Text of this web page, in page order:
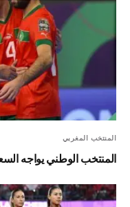
المنتخب المغربي
المنتخب الوطني يواجه